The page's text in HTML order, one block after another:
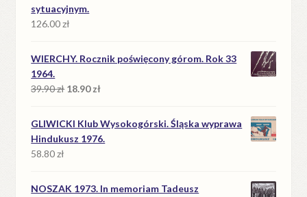
sytuacyjnym.
126.00zł
WIERCHY. Rocznik poświęcony górom. Rok 33
1964.
39.90zł Pierwotna
wynosiła:
39.90 zł.
18.90złAktualna
wynosi:
18.90 zł.
GLIWICKI Klub Wysokogórski. Śląska wyprawa
Hindukusz 1976.
58.80zł
NOSZAK 1973. In memoriam Tadeusz